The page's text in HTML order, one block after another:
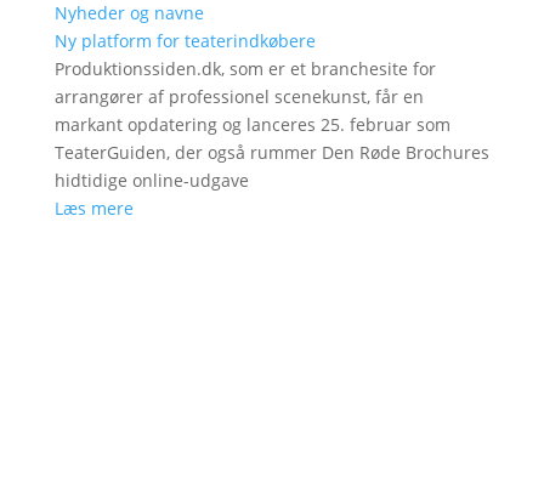
Nyheder og navne
Ny platform for teaterindkøbere
Produktionssiden.dk, som er et branchesite for
arrangører af professionel scenekunst, får en
markant opdatering og lanceres 25. februar som
TeaterGuiden, der også rummer Den Røde Brochures
hidtidige online-udgave
Læs mere